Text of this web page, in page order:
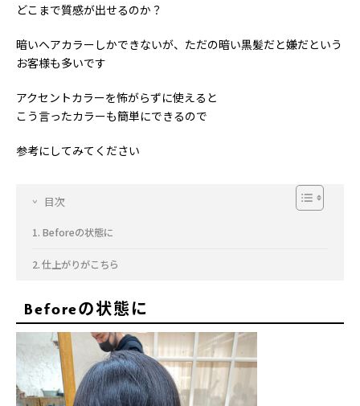
どこまで質感が出せるのか？
暗いヘアカラーしかできないが、ただの暗い黒髪だと嫌だという
お客様も多いです
アクセントカラーを怖がらずに使えると
こう言ったカラーも簡単にできるので
参考にしてみてください
目次
Beforeの状態に
仕上がりがこちら
Beforeの状態に